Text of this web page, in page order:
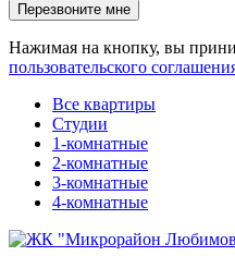
Перезвоните мне
Нажимая на кнопку, вы
пользовательского
Все квартиры
Студии
1-комнатные
2-комнатные
3-комнатные
4-комнатные